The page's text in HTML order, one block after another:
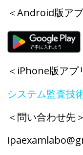
＜Android版ア
＜iPhone版アプ
システム監査技
＜問い合わせ先＞